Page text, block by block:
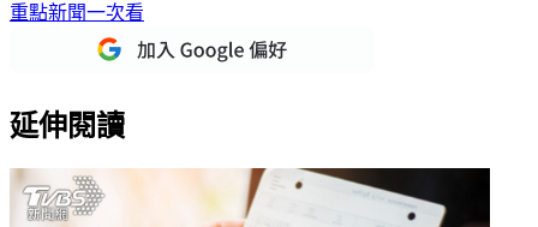
重點新聞一次看
延伸閱讀